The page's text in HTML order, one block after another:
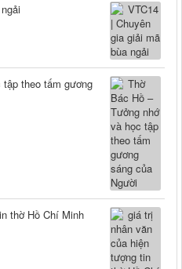
theo tấm gương
thờ Hồ Chí Minh